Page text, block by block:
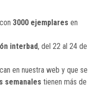
3000 ejemplares en
interbad, del 22 al 24 de
en nuestra web y que se
semanales tienen más de